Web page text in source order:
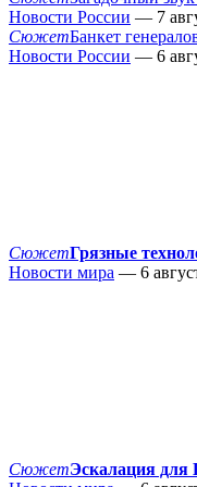
Новости России — 7
СюжетБанкет
Новости России — 6
СюжетГрязные
Новости мира — 6
СюжетЭскалация для